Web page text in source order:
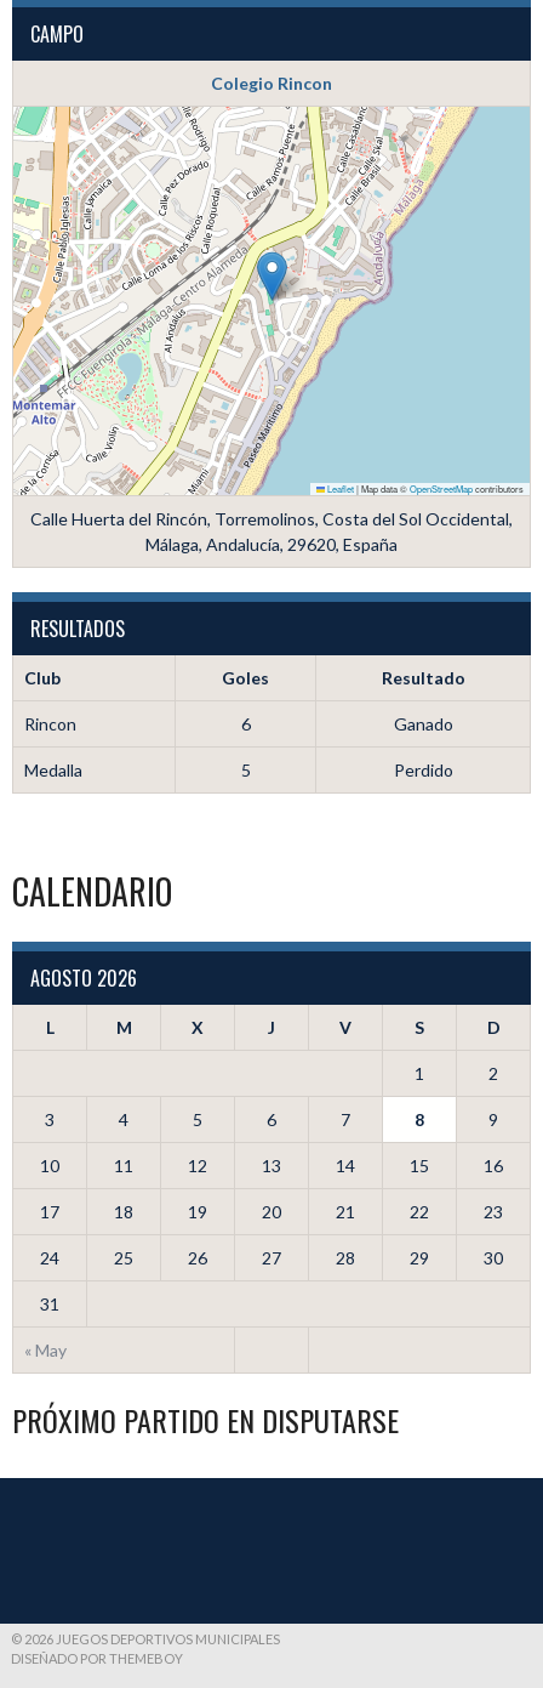
CAMPO
Colegio Rincon
Leaflet|Map data ©OpenStreetMapcontributors
Calle Huerta del Rincón, Torremolinos, Costa del Sol Occidental,
Málaga, Andalucía, 29620, España
RESULTADOS
Club Goles Resultado
Rincon 6 Ganado
Medalla 5 Perdido
CALENDARIO
AGOSTO 2026
L M X J V S D
« May
1 2
3 4 5 6 7 8 9
10 11 12 13 14 15 16
17 18 19 20 21 22 23
24 25 26 27 28 29 30
31
PRÓXIMO PARTIDO EN DISPUTARSE
© 2026 JUEGOS DEPORTIVOS MUNICIPALES
DISEÑADO POR THEMEBOY